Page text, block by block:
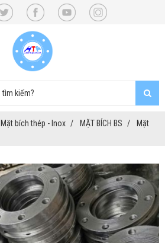
Mặt bích thép - Inox MẶT BÍCH BS
Mặt